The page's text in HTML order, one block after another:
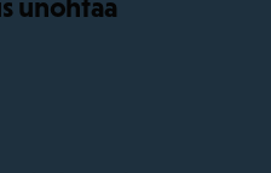
unohtaa